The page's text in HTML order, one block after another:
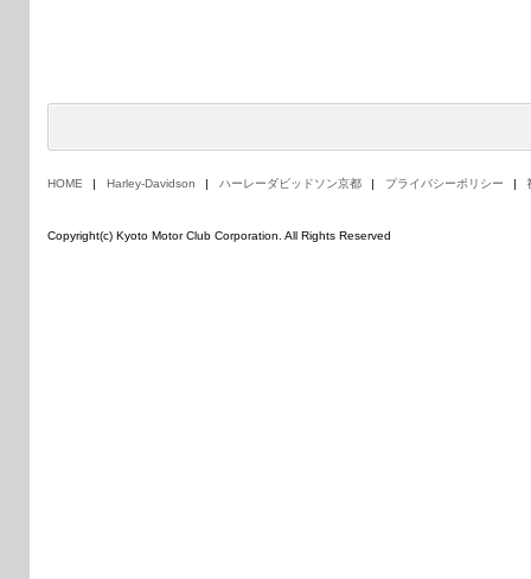
HOME Harley-Davidson ハーレーダビッドソン京都 プライバシーポリシー
Copyright(c) Kyoto Motor Club Corporation. All Rights Reserved